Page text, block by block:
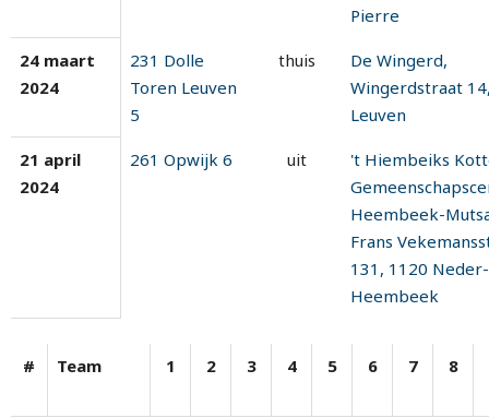
Pierre
24 maart
2024
231 Dolle
Toren Leuven
5
thuis
De Wingerd,
Wingerdstraat
Leuven
21 april
2024
261 Opwijk 6 uit
't Hiembeiks
Heembeek-
Frans
131, 1120
Heembeek
# Team 1 2 3 4 5 6 7 8